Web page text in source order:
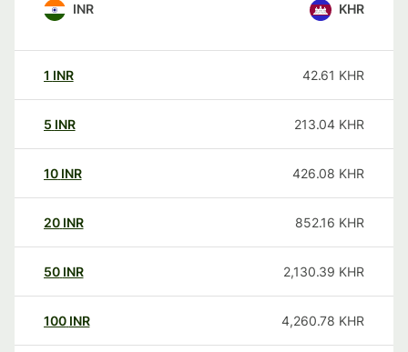
INR KHR
1 INR 42.61 KHR
5 INR 213.04 KHR
10 INR 426.08 KHR
20 INR 852.16 KHR
50 INR 2,130.39 KHR
100 INR 4,260.78 KHR